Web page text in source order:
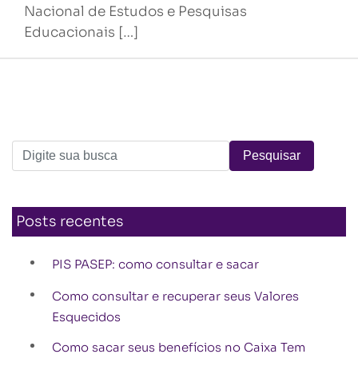
Nacional de Estudos e Pesquisas
Educacionais […]
Posts recentes
PIS PASEP: como consultar e sacar
Como consultar e recuperar seus Valores
Esquecidos
Como sacar seus benefícios no Caixa Tem